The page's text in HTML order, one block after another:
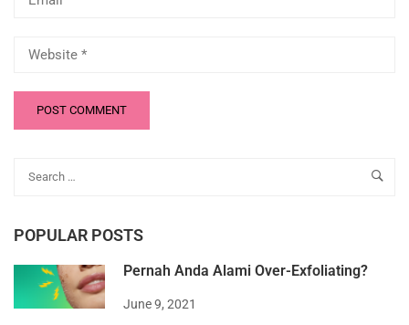
POPULAR POSTS
Pernah Anda Alami Over-Exfoliating?
June 9, 2021